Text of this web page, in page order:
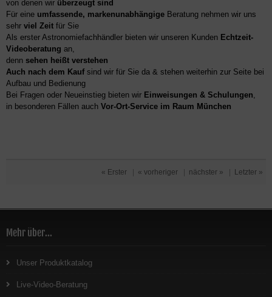
von denen wir überzeugt sind
Für eine umfassende, markenunabhängige Beratung nehmen wir uns
sehr viel Zeit für Sie
Als erster Astronomiefachhändler bieten wir unseren Kunden Echtzeit-
Videoberatung an,
denn sehen heißt verstehen
Auch nach dem Kaufsind wir für Sie da & stehen weiterhin zur Seite bei
Aufbau und Bedienung
Bei Fragen oder Neueinstieg bieten wir Einweisungen & Schulungen,
in besonderen Fällen auch Vor-Ort-Service im Raum München
« Erster « vorheriger nächster » Letzter »
Mehr über...
Unser Produktkatalog
Live-Video-Beratung